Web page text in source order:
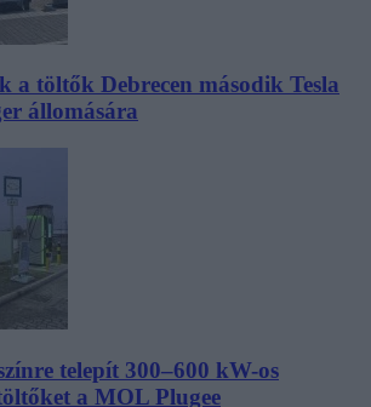
a töltők Debrecen második Tesla
állomására
telepít 300–600 kW-os
a MOL Plugee